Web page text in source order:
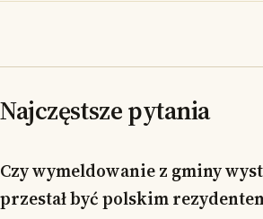
Najczęstsze pytania
Czy wymeldowanie z gminy
przestał być polskim